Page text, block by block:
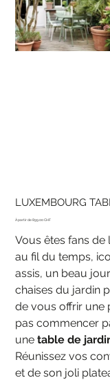
LUXEMBOURG
Prix 899.00 CHF
Vous êtes fans
au fil du temps,
assis, un beau
chaises du jardin
de vous offrir une
pas commencer
unetable de
Réunissez vos
et de son joli